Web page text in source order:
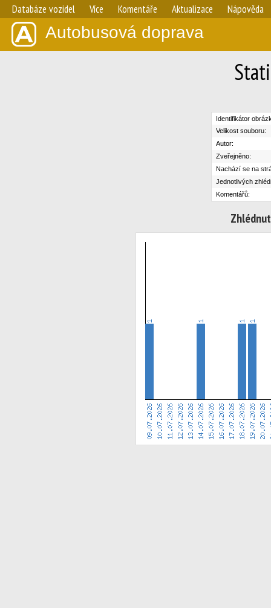
Databáze vozidel Více Komentáře Aktualizace Nápověda
Autobusová doprava
Identifikátor
Velikost souboru:
Autor:
Zveřejněno:
Nachází se na
Jednotlivých
Komentářů: